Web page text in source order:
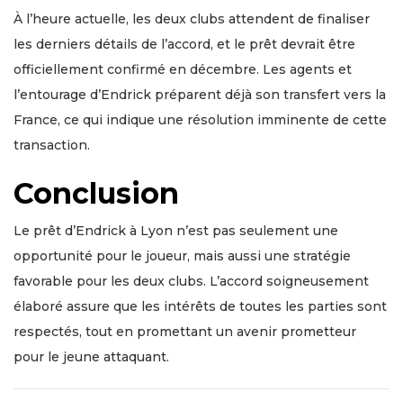
À l’heure actuelle, les deux clubs attendent de finaliser
les derniers détails de l’accord, et le prêt devrait être
officiellement confirmé en décembre. Les agents et
l’entourage d’Endrick préparent déjà son transfert vers la
France, ce qui indique une résolution imminente de cette
transaction.
Conclusion
Le prêt d’Endrick à Lyon n’est pas seulement une
opportunité pour le joueur, mais aussi une stratégie
favorable pour les deux clubs. L’accord soigneusement
élaboré assure que les intérêts de toutes les parties sont
respectés, tout en promettant un avenir prometteur
pour le jeune attaquant.